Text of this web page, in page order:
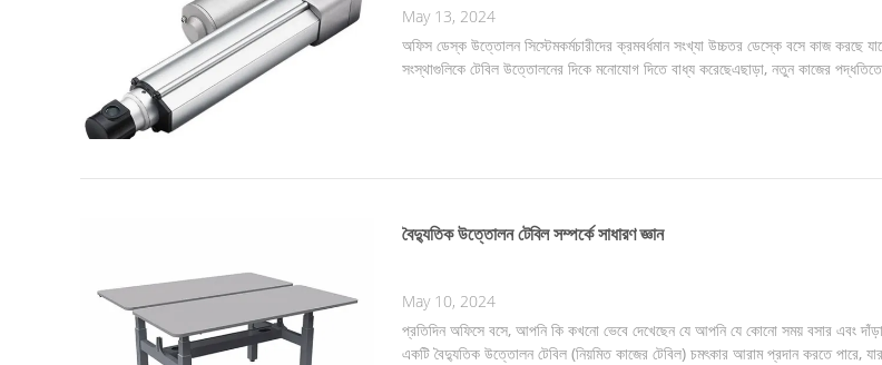
May 13, 2024
অফিস ডেস্ক উত্তোলন সিস্টেমকর্মচারীদের ক্রমবর্ধমান সংখ্যা উচ্চতর ডেস্কে বসে কাজ করছে
সংস্থাগুলিকে টেবিল উত্তোলনের দিকে মনোযোগ দিতে বাধ্য করেছেএছাড়া, নতুন কাজের
বৈদ্যুতিক উত্তোলন টেবিল সম্পর্কে সাধারণ জ্ঞান
May 10, 2024
প্রতিদিন অফিসে বসে, আপনি কি কখনো ভেবে দেখেছেন যে আপনি যে কোনো সময় বসার এবং
একটি বৈদ্যুতিক উত্তোলন টেবিল (নিয়মিত কাজের টেবিল) চমৎকার আরাম প্রদান করতে পারে,